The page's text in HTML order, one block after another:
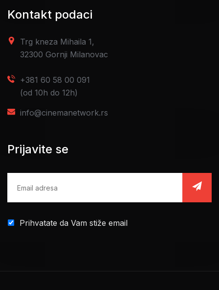
Kontakt podaci
Trg kneza Mihaila 1,
32300 Gornji Milanovac
+381 60 58 00 091
(od 10h do 12h)
info@cinemanetwork.rs
Prijavite se
Prihvatate da Vam stiže email